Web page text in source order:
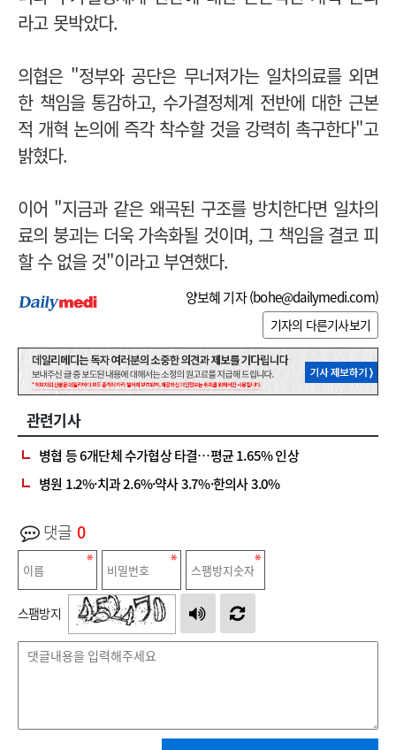
라고 못박았다.
의협은 "정부와 공단은 무너져가는 일차의료를 외면
한 책임을 통감하고, 수가결정체계 전반에 대한 근본
적 개혁 논의에 즉각 착수할 것을 강력히 촉구한다"고
밝혔다.
이어 "지금과 같은 왜곡된 구조를 방치한다면 일차의
료의 붕괴는 더욱 가속화될 것이며, 그 책임을 결코 피
할 수 없을 것"이라고 부연했다.
양보혜 기자 (bohe@dailymedi.com)
기자의 다른기사보기
관련기사
병협 등 6개단체 수가협상 타결…평균 1.65% 인상
병원 1.2%·치과 2.6%·약사 3.7%·한의사 3.0%
댓글 0
스팸방지